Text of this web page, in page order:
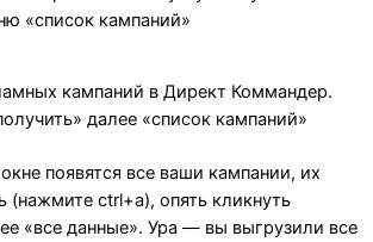
«список кампаний»
кампаний в Директ Коммандер.
далее «список кампаний»
появятся все ваши кампании, их
(нажмите ctrl+a), опять кликнуть
«все данные». Ура — вы выгрузили все